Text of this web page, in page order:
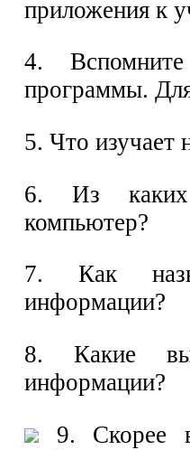
приложения к
4.
программы.
5. Что изучает
6. Из каких
компьютер?
7. Как
информации?
8. Какие вы
информации?
9. Скорее